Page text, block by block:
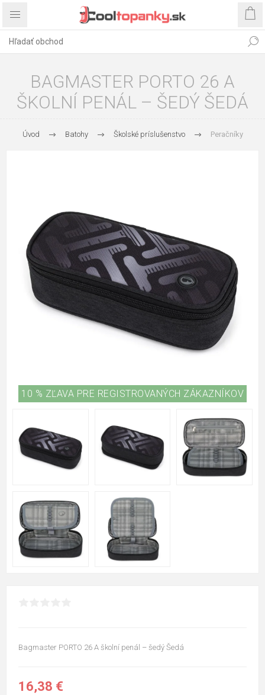
BAGMASTER PORTO 26 A
ŠKOLNÍ PENÁL – ŠEDÝ ŠEDÁ
Úvod Batohy Školské príslušenstvo Peračníky
10 % ZĽAVA PRE REGISTROVANÝCH ZÁKAZNÍKOV
Bagmaster PORTO 26 A školní penál – šedý Šedá
16,38 €